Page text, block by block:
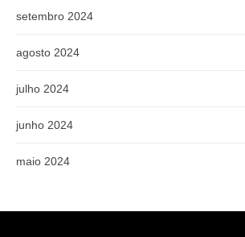
setembro 2024
agosto 2024
julho 2024
junho 2024
maio 2024